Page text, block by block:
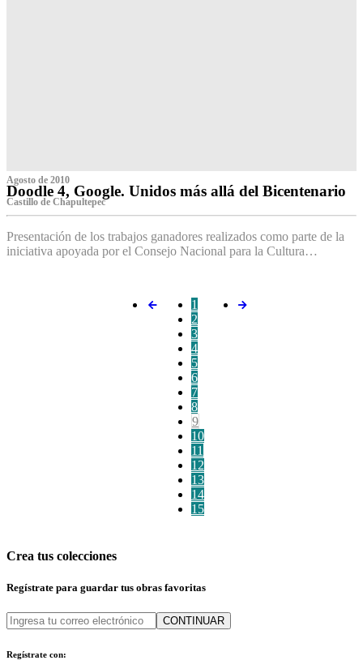
Agosto de 2010
Doodle 4, Google. Unidos más allá del Bicentenario
Castillo de Chapultepec
Presentación de los trabajos ganadores realizados como parte de la
iniciativa apoyada por el Consejo Nacional para la Cultura…
1
2
3
4
5
6
7
8
9
10
11
12
13
14
15
Crea tus colecciones
Regístrate para guardar tus obras favoritas
CONTINUAR
Regístrate con: